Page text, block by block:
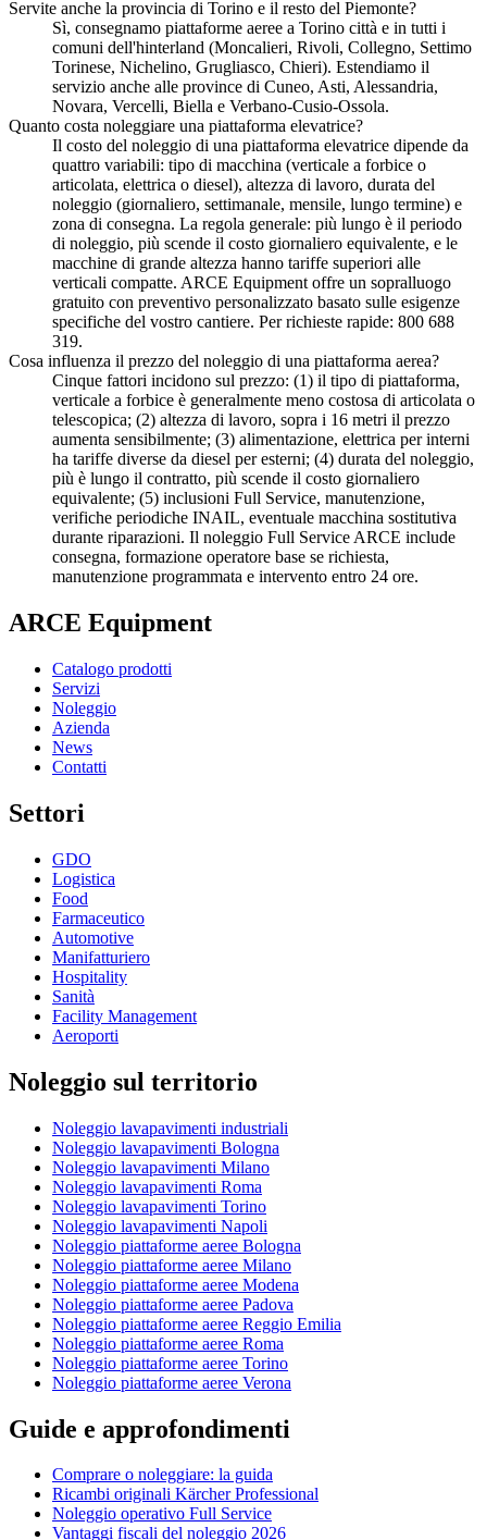
Servite anche la provincia di Torino e il resto del Piemonte?
Sì, consegnamo piattaforme aeree a Torino città e in tutti i
comuni dell'hinterland (Moncalieri, Rivoli, Collegno, Settimo
Torinese, Nichelino, Grugliasco, Chieri). Estendiamo il
servizio anche alle province di Cuneo, Asti, Alessandria,
Novara, Vercelli, Biella e Verbano-Cusio-Ossola.
Quanto costa noleggiare una piattaforma elevatrice?
Il costo del noleggio di una piattaforma elevatrice dipende da
quattro variabili: tipo di macchina (verticale a forbice o
articolata, elettrica o diesel), altezza di lavoro, durata del
noleggio (giornaliero, settimanale, mensile, lungo termine) e
zona di consegna. La regola generale: più lungo è il periodo
di noleggio, più scende il costo giornaliero equivalente, e le
macchine di grande altezza hanno tariffe superiori alle
verticali compatte. ARCE Equipment offre un sopralluogo
gratuito con preventivo personalizzato basato sulle esigenze
specifiche del vostro cantiere. Per richieste rapide: 800 688
319.
Cosa influenza il prezzo del noleggio di una piattaforma aerea?
Cinque fattori incidono sul prezzo: (1) il tipo di piattaforma,
verticale a forbice è generalmente meno costosa di articolata o
telescopica; (2) altezza di lavoro, sopra i 16 metri il prezzo
aumenta sensibilmente; (3) alimentazione, elettrica per interni
ha tariffe diverse da diesel per esterni; (4) durata del noleggio,
più è lungo il contratto, più scende il costo giornaliero
equivalente; (5) inclusioni Full Service, manutenzione,
verifiche periodiche INAIL, eventuale macchina sostitutiva
durante riparazioni. Il noleggio Full Service ARCE include
consegna, formazione operatore base se richiesta,
manutenzione programmata e intervento entro 24 ore.
ARCE Equipment
Catalogo prodotti
Servizi
Noleggio
Azienda
News
Contatti
Settori
GDO
Logistica
Food
Farmaceutico
Automotive
Manifatturiero
Hospitality
Sanità
Facility Management
Aeroporti
Noleggio sul territorio
Noleggio lavapavimenti industriali
Noleggio lavapavimenti Bologna
Noleggio lavapavimenti Milano
Noleggio lavapavimenti Roma
Noleggio lavapavimenti Torino
Noleggio lavapavimenti Napoli
Noleggio piattaforme aeree Bologna
Noleggio piattaforme aeree Milano
Noleggio piattaforme aeree Modena
Noleggio piattaforme aeree Padova
Noleggio piattaforme aeree Reggio Emilia
Noleggio piattaforme aeree Roma
Noleggio piattaforme aeree Torino
Noleggio piattaforme aeree Verona
Guide e approfondimenti
Comprare o noleggiare: la guida
Ricambi originali Kärcher Professional
Noleggio operativo Full Service
Vantaggi fiscali del noleggio 2026